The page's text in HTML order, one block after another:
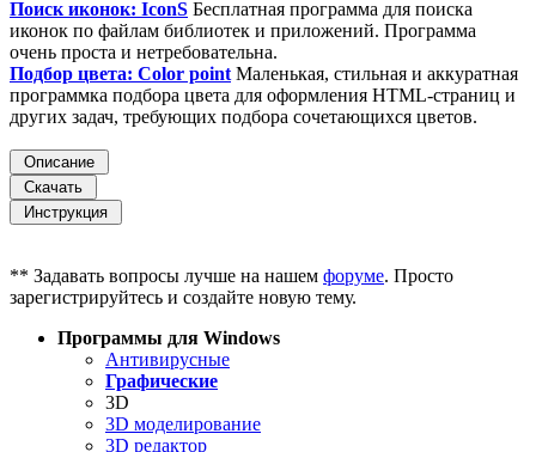
Поиск иконок: IconS Бесплатная программа для поиска
иконок по файлам библиотек и приложений. Программа
очень проста и нетребовательна.
Подбор цвета: Color point Маленькая, стильная и аккуратная
программка подбора цвета для оформления HTML-страниц и
других задач, требующих подбора сочетающихся цветов.
** Задавать вопросы лучше на нашем форуме. Просто
зарегистрируйтесь и создайте новую тему.
Программы для Windows
Антивирусные
Графические
3D
3D моделирование
3D редактор